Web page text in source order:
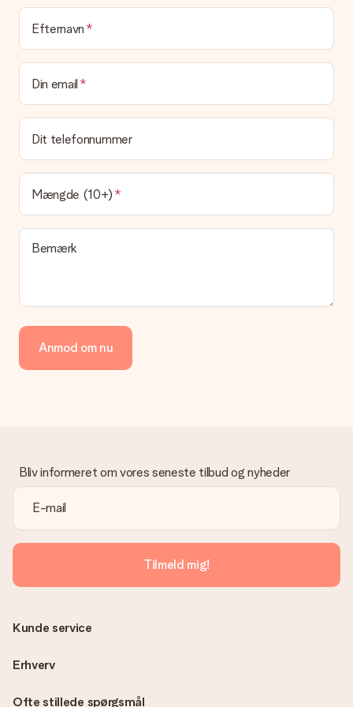
Leveringstid, leveringsmuligheder og
leveringsomkostninger
Kan jeg vælge en leveringsdato?
Det er ikke muligt at vælge en bestemt leveringsdato.
Hvad er leveringstiden, og hvornår modtager jeg min
gave?
Leveringstiden findes på gavens produktside. Du kan stole på,
at vores postfirma leverer din gave på denne dag.
Hvilke leveringsmuligheder kan jeg vælge?
I øjeblikket er det ikke (endnu) muligt at vælge en
leveringsindstilling. Den gave, du vil bestille, sendes enten som
en pakke eller som postkasse levering. Vil du gerne vide
hvilken måde din ordre sendes på? Kontakt venligst vores
Vi tilbyder følgende betalingsmetoder: Dankort, Paypal,
kreditkort, faktura via Klarna eller bankoverførsel. I tilfælde af
manuel betaling overførsel, skal du tage højde for en ekstra 3
venligst vores kundeservice, de hjælper gerne med at finde en
passende løsning.
Er fakturaen sendt sammen med ordren?
Ingen faktura sendes med din ordre. Du modtager altid
fakturaen i bekræftelsesemailen, og du kan altid finde den i din
MySurprise-konto. Det betyder at du kan få gaven leveret
direkte til modtageren, hvilket gør det til en sand
overraskelse!
Efternavn
Din email
Dit telefonnummer
Mængde (10+)
Bemærk
Anmod om nu
Bliv informeret om vores seneste tilbud og nyheder
Tilmeld mig!
Ofte stillede spørgsmål
Kunde service
Erhverv